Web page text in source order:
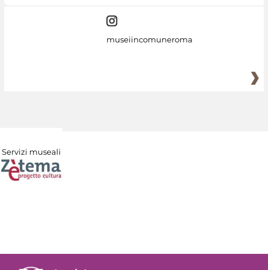
museiincomuneroma
Servizi museali